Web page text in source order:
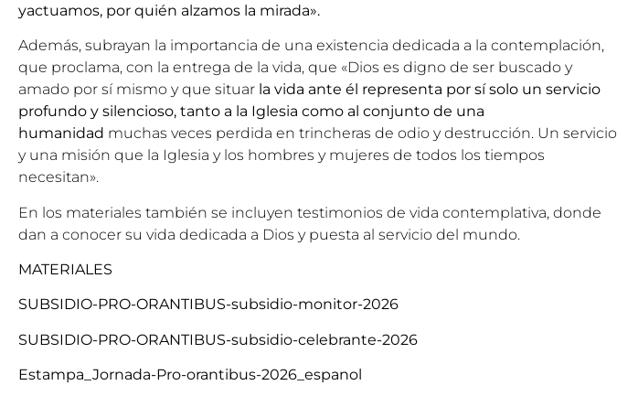
yactuamos, por quién alzamos la mirada».
Además, subrayan la importancia de una existencia dedicada a la contemplación,
que proclama, con la entrega de la vida, que «Dios es digno de ser buscado y
amado por sí mismo y que situar la vida ante él representa por sí solo un servicio
profundo y silencioso, tanto a la Iglesia como al conjunto de una
humanidad muchas veces perdida en trincheras de odio y destrucción. Un servicio
y una misión que la Iglesia y los hombres y mujeres de todos los tiempos
necesitan».
En los materiales también se incluyen testimonios de vida contemplativa, donde
dan a conocer su vida dedicada a Dios y puesta al servicio del mundo.
MATERIALES
SUBSIDIO-PRO-ORANTIBUS-subsidio-monitor-2026
SUBSIDIO-PRO-ORANTIBUS-subsidio-celebrante-2026
Estampa_Jornada-Pro-orantibus-2026_espanol